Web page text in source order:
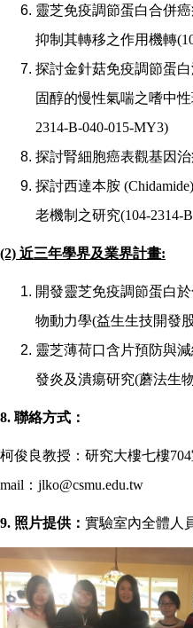
靈芝免疫調節蛋白合併
抑制其轉移之作用機轉
探討金針菇免疫調節蛋
固醇的慢性氣喘之嗜中
2314-B-040-015-MY3)
探討腎細胞癌表觀基因
探討西達本胺 (Chidamide)
老機制之研究(104-2314-
(2) 近三年學界及業界計畫:
開發靈芝免疫調節蛋白
物動力學(益生生技開發
靈芝薄荷口含片預防與
發炎及潰瘍研究(蘑法生
8. 聯絡方式：
柯俊良教授：研究大樓七樓704
mail ： jlko@csmu.edu.tw
9. 照片提供： 實驗室內全體人